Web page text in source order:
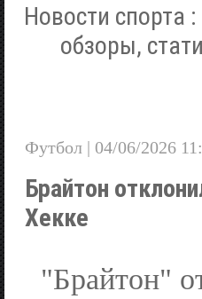
Новости спорта
обзоры,
Футбол | 04/06/2026
Брайтон
Хекке
"Брайтон"